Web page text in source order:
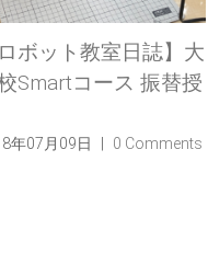
ロボット教室日誌】大
Smartコース 振替授
年07月09日 | 0 Comments